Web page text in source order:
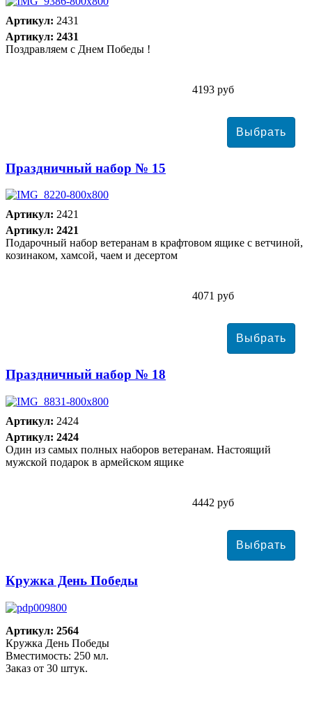
Артикул: 2431
Артикул: 2431
Поздравляем с Днем Победы !
4193 руб
Праздничный набор № 15
Артикул: 2421
Артикул: 2421
Подарочный набор ветеранам в крафтовом ящике с ветчиной,
козинаком, хамсой, чаем и десертом
4071 руб
Праздничный набор № 18
Артикул: 2424
Артикул: 2424
Один из самых полных наборов ветеранам. Настоящий
мужской подарок в армейском ящике
4442 руб
Кружка День Победы
Артикул: 2564
Кружка День Победы
Вместимость: 250 мл.
Заказ от 30 штук.